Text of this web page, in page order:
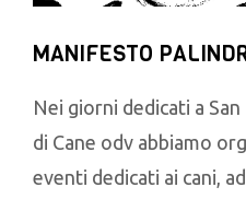
MANIFESTO
Nei giorni dedicati a
di Cane odv abbiamo
eventi dedicati ai cani,